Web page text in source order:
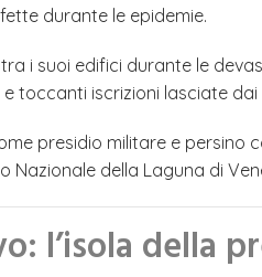
durante le epidemie.
i suoi edifici durante le
toccanti iscrizioni lasciate
presidio militare e persino
Nazionale della Laguna di
l’isola della